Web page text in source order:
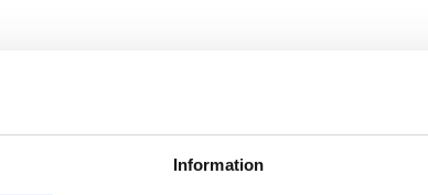
Information